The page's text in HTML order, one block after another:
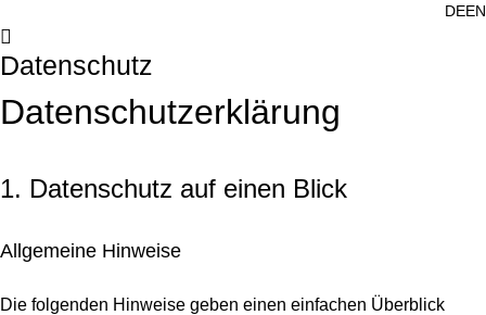
DEEN
Datenschutz
Datenschutz­erklärung
1. Datenschutz auf einen Blick
Allgemeine Hinweise
Die folgenden Hinweise geben einen einfachen Überblick